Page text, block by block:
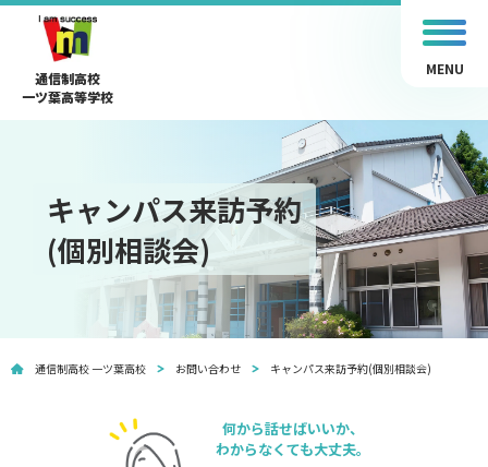
通信制高校
一ツ葉高等学校
MENU
キャンパス来訪予約
(個別相談会)
通信制高校 一ツ葉高校 お問い合わせ キャンパス来訪予約(個別相談会)
何から話せばいいか、
わからなくても大丈夫。